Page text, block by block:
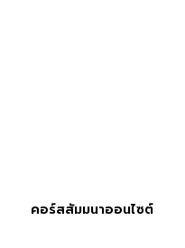
คอร์สสัมมนาออนไซต์